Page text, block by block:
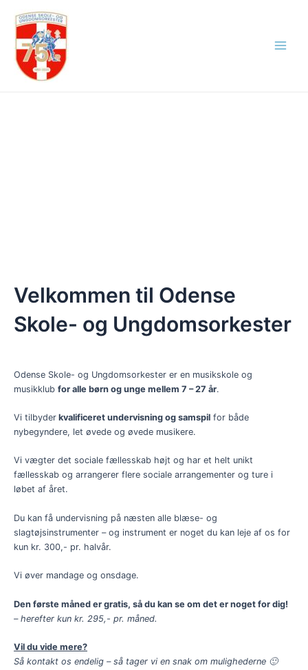
indholdet
Velkommen til Odense
Skole- og Ungdomsorkester
Odense Skole- og Ungdomsorkester er en musikskole og
musikklub for alle børn og unge mellem 7 – 27 år.
Vi tilbyder kvalificeret undervisning og samspil for både
nybegyndere, let øvede og øvede musikere.
Vi vægter det sociale fællesskab højt og har et helt unikt
fællesskab og arrangerer flere sociale arrangementer og ture i
løbet af året.
Du kan få undervisning på næsten alle blæse- og
slagtøjsinstrumenter – og instrument er noget du kan leje af os for
kun kr. 300,- pr. halvår.
Vi øver mandage og onsdage.
Den første måned er gratis, så du kan se om det er noget for dig!
– herefter kun kr. 295,- pr. måned.
Vil du vide mere?
Så kontakt os endelig – så tager vi en snak om mulighederne 🙂